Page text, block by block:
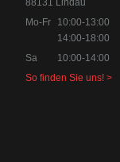
3049491
88131 Lindau
Mo-Fr
10:00-13:00
14:00-18:00
Sa
10:00-14:00
So finden Sie uns! >